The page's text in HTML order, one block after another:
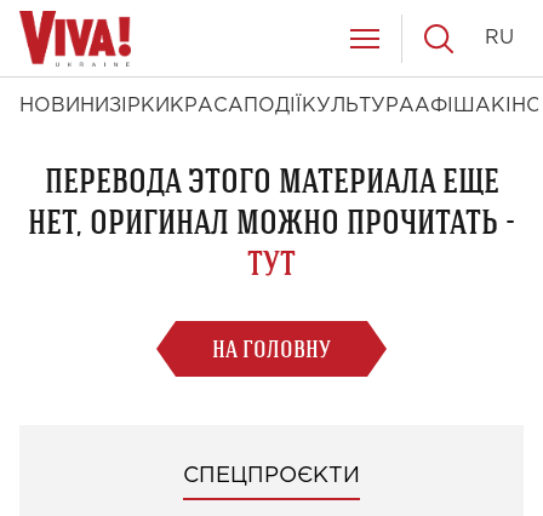
НОВИНИ ЗІРКИ КРАСА ПОДІЇ КУЛЬТУРААФІША КІНО
RU
ПЕРЕВОДА ЭТОГО МАТЕРИАЛА ЕЩЕ
НЕТ, ОРИГИНАЛ МОЖНО ПРОЧИТАТЬ -
ТУТ
НА ГОЛОВНУ
СПЕЦПРОЄКТИ